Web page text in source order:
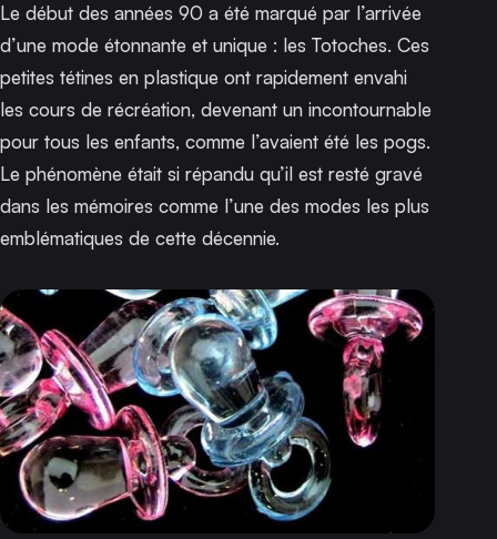
Le début des années 90 a été marqué par l’arrivée
d’une mode étonnante et unique : les Totoches. Ces
petites tétines en plastique ont rapidement envahi
les cours de récréation, devenant un incontournable
pour tous les enfants, comme l’avaient été les pogs.
Le phénomène était si répandu qu’il est resté gravé
dans les mémoires comme l’une des modes les plus
emblématiques de cette décennie.